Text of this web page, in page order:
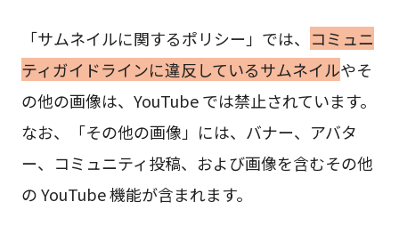
「サムネイルに関するポリシー」では、
コミュニ
ティガイドラインに違反しているサムネイルやそ
の他の画像は、YouTube では禁止されています。
なお、「その他の画像」には、バナー、アバタ
ー、コミュニティ投稿、および画像を含むその他
の YouTube 機能が含まれます。